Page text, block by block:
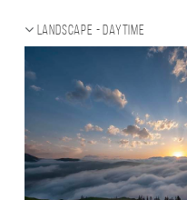
Landscape - daytime